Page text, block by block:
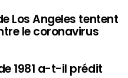
Los Angeles tentent
le coronavirus
1981 a-t-il prédit